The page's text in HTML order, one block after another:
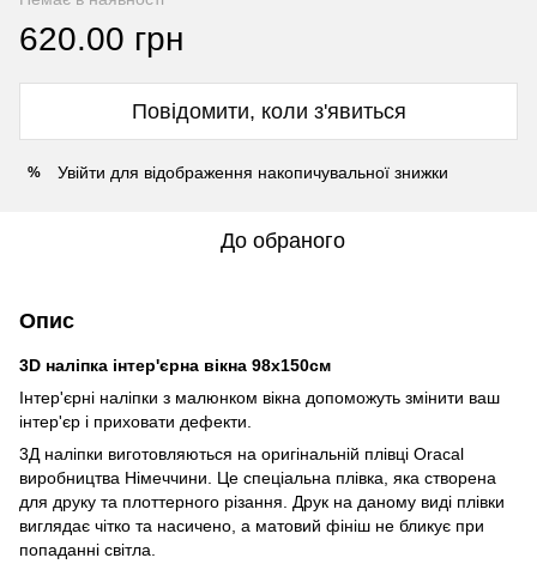
620.00 грн
Повідомити, коли з'явиться
% Увійти для відображення накопичувальної знижки
До обраного
Опис
3D наліпка інтер'єрна вікна 98х150см
Інтер'єрні наліпки з малюнком вікна допоможуть змінити ваш
інтер'єр і приховати дефекти.
3Д наліпки виготовляються на оригінальній плівці Oracal
виробництва Німеччини. Це спеціальна плівка, яка створена
для друку та плоттерного різання. Друк на даному виді плівки
виглядає чітко та насичено, а матовий фініш не бликує при
попаданні світла.